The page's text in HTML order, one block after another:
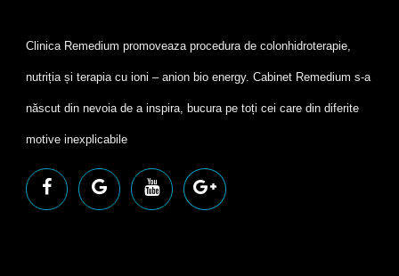
Clinica Remedium promoveaza procedura de colonhidroterapie,
nutriția și terapia cu ioni – anion bio energy. Cabinet Remedium s-a
născut din nevoia de a inspira, bucura pe toți cei care din diferite
motive inexplicabile